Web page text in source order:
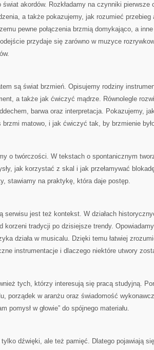
świat akordów. Rozkładamy na czynniki pierwsze
a także pokazujemy, jak rozumieć przebieg
pewne połączenia brzmią domykająco, a
przydaje się zarówno w muzyce
są świat brzmień. Opisujemy rodziny
a także jak ćwiczyć mądrze. Równolegle
barwa oraz interpretacja. Pokazujemy,
brzmi matowo, i jak ćwiczyć tak, by brzmienie
o twórczości. W tekstach o spontanicznym
jak korzystać z skal i jak przełamywać
stawiamy na praktykę, która daje postęp.
serwisu jest też kontekst. W działach
korzeni tradycji po dzisiejsze trendy.
działa w musicalu. Dzięki temu łatwiej
instrumentacje i dlaczego niektóre utwory
tych, którzy interesują się pracą studyjną.
porządek w aranżu oraz świadomość
pomysł w głowie” do spójnego materiału.
tylko dźwięki, ale też pamięć. Dlatego pojawiają